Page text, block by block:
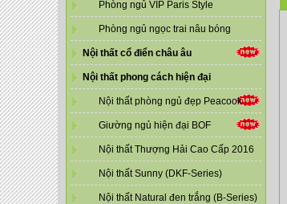
Phòng ngủ VIP Paris Style
Phòng ngủ ngọc trai nâu bóng
Nội thất cổ điển châu âu
Nội thất phong cách hiện đại
Nội thất phòng ngủ đẹp Peacook
Giường ngủ hiện đại BOF
Nội thất Thượng Hải Cao Cấp 2016
Nội thất Sunny (DKF-Series)
Nội thất Natural đen trắng (B-Series)